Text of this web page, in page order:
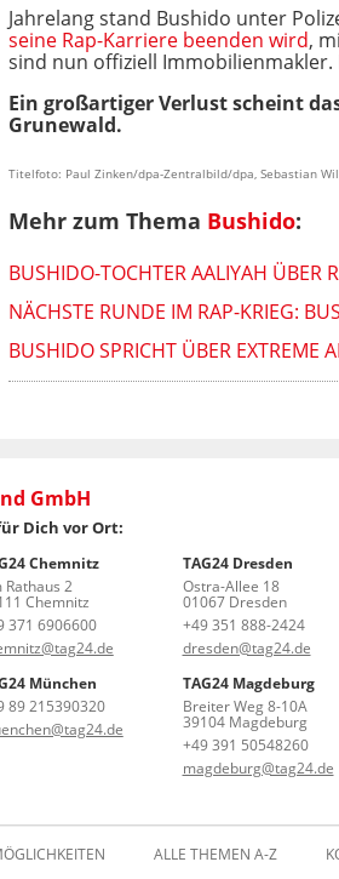
Jahrelang stand Bushido unter
seine Rap-Karriere beenden wird,
sind nun offiziell Immobilienmakler.
Ein großartiger Verlust scheint
Grunewald.
Titelfoto: Paul Zinken/dpa-Zentralbild/dpa, Sebastian
Mehr zum Thema Bushido:
BUSHIDO-TOCHTER AALIYAH ÜBER
NÄCHSTE RUNDE IM RAP-KRIEG:
BUSHIDO SPRICHT ÜBER EXTREME
GmbH
Dich vor Ort:
Chemnitz
Rathaus 2
Chemnitz
371 6906600
TAG24 Dresden
Ostra-Allee 18
01067 Dresden
+49 351 888-2424
dresden@tag24.de
München
89 215390320
TAG24 Magdeburg
Breiter Weg 8-10A
39104 Magdeburg
+49 391 50548260
magdeburg@tag24.de
ALLE THEMEN A-Z